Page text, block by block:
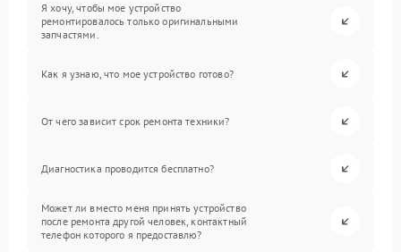
Я хочу, чтобы мое устройство
ремонтировалось только оригинальными
запчастями.
Как я узнаю, что мое устройство готово?
От чего зависит срок ремонта техники?
Диагностика проводится бесплатно?
Может ли вместо меня принять устройство
после ремонта другой человек, контактный
телефон которого я предоставлю?